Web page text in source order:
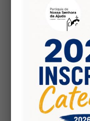
Security
hosted on
site.